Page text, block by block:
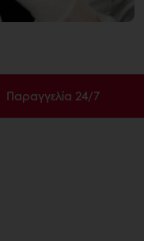
Παραγγελία 24/7